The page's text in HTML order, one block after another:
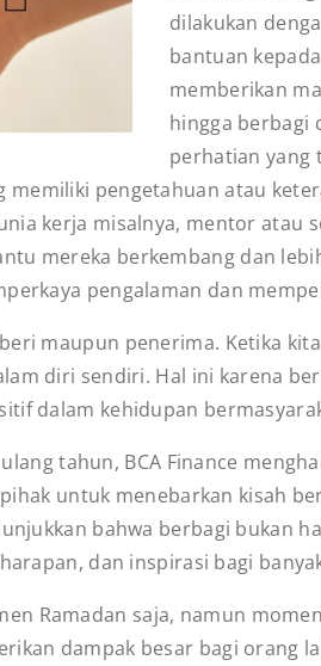
dilakukan
bantuan
memberikan
hingga berbagi
perhatian yang
pengetahuan atau
kerja misalnya, mentor atau
mereka berkembang dan
pengalaman dan
maupun penerima. Ketika
diri sendiri. Hal ini karena
dalam kehidupan
tahun, BCA Finance
untuk menebarkan kisah
bahwa berbagi bukan
dan inspirasi bagi
Ramadan saja, namun
dampak besar bagi orang